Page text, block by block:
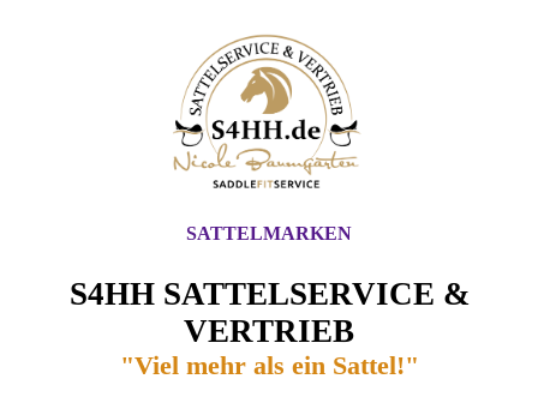
S4HH SATTELSERVICE &
VERTRIEB
"Viel mehr als ein Sattel!"
SATTELMARKEN